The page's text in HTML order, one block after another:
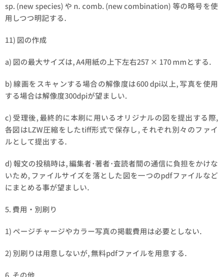
sp. (new species) や n. comb. (new combination) 等の略号を使
用しつつ明記する.
11) 図の作成
a) 図の最大サイズは, A4用紙の上下左右257 × 170 mmとする.
b) 線画をスキャンする場合の解像度は600 dpi以上, 写真を使用
する場合は解像度300dpiが望ましい.
c) 受理後, 最終的に本刷に用いるオリジナルの図を提出する際,
各図はLZW圧縮をしたtiff形式で保存し, それぞれ別々のファイ
ルとして提出する.
d) 報文の投稿時は, 編集者･著者･査読者間の通信に負担をかけな
いため, ファイルサイズを落とした図を一つのpdfファイルなど
にまとめる事が望ましい.
5. 費用・別刷り
1) ページチャージやカラー写真の掲載費用は必要としない.
2) 別刷りは用意しないが, 無料pdfファイルを用意する.
6. その他